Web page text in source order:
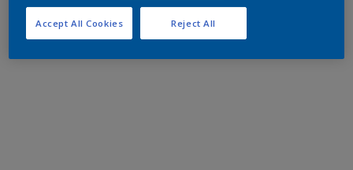
Reject All
Accept All Cookies